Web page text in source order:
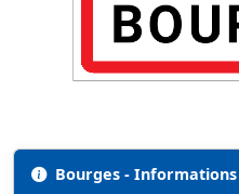
Bourges - Informations